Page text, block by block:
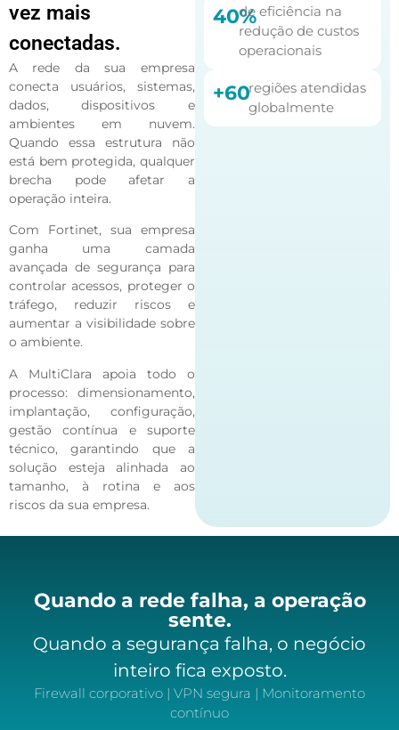
vez mais
conectadas.
A rede da sua empresa
conecta usuários, sistemas,
dados, dispositivos e
ambientes em nuvem.
Quando essa estrutura não
está bem protegida, qualquer
brecha pode afetar a
operação inteira.
Com Fortinet, sua empresa
ganha uma camada
avançada de segurança para
controlar acessos, proteger o
tráfego, reduzir riscos e
aumentar a visibilidade sobre
o ambiente.
A MultiClara apoia todo o
processo: dimensionamento,
implantação, configuração,
gestão contínua e suporte
técnico, garantindo que a
solução esteja alinhada ao
tamanho, à rotina e aos
riscos da sua empresa.
40%de eficiência na
redução de custos
operacionais
+60regiões atendidas
globalmente
Quando a rede falha, a operação
sente.
Quando a segurança falha, o negócio
inteiro fica exposto.
Firewall corporativo | VPN segura | Monitoramento
contínuo